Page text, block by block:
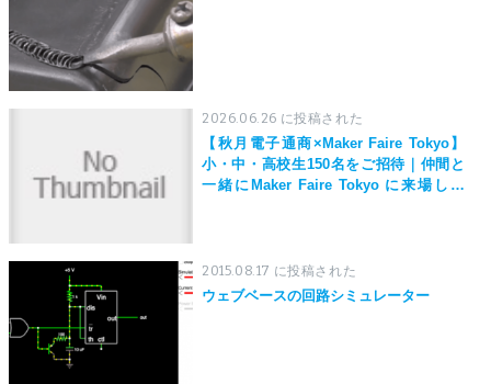
2026.06.26 に投稿された
【秋月電子通商×Maker Faire Tokyo】
小・中・高校生150名をご招待｜仲間と
一緒にMaker Faire Tokyo に来場しよ
2015.08.17 に投稿された
ウェブベースの回路シミュレーター